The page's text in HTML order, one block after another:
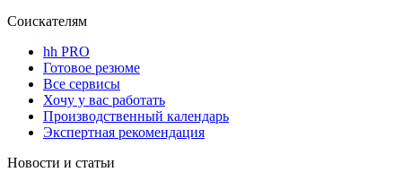
Соискателям
hh PRO
Готовое резюме
Все сервисы
Хочу у вас работать
Производственный календарь
Экспертная рекомендация
Новости и статьи